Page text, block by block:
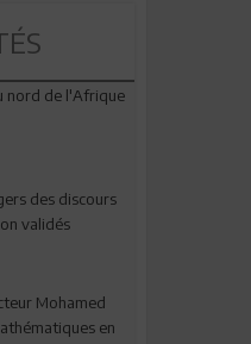
nord de l'Afrique
des discours
validés
Mohamed
en